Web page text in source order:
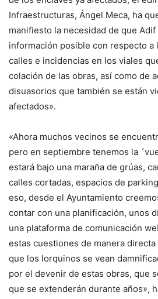
Infraestructuras, Ángel Meca, ha
manifiesto la necesidad de que
información posible con respecto
calles e incidencias en los viales
colación de las obras, así como de
disuasorios que también se están
afectados».
«Ahora muchos vecinos se
pero en septiembre tenemos la
estará bajo una maraña de grúas,
calles cortadas, espacios de
eso, desde el Ayuntamiento
contar con una planificación, unos
una plataforma de comunicación
estas cuestiones de manera
que los lorquinos se vean
por el devenir de estas obras, que
que se extenderán durante años»,